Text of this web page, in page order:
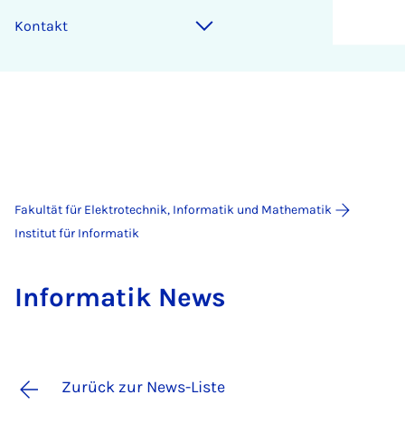
Kontakt
Fakultät für Elektrotechnik, Informatik und Mathematik
Institut für Informatik
In­for­ma­tik News
Zurück zur News-Liste